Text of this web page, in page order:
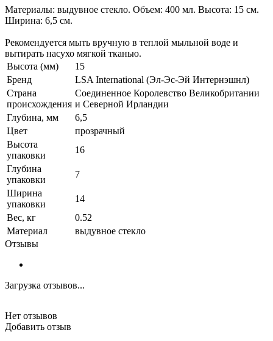
Материалы: выдувное стекло. Объем: 400 мл. Высота: 15 см.
Ширина: 6,5 см.
Рекомендуется мыть вручную в теплой мыльной воде и
вытирать насухо мягкой тканью.
Высота (мм)
15
Бренд
LSA International (Эл-Эс-Эй Интернэшнл)
Страна
происхождения
Соединенное Королевство Великобритании
и Северной Ирландии
Глубина, мм
6,5
Цвет
прозрачный
Высота
упаковки
16
Глубина
упаковки
7
Ширина
упаковки
14
Вес, кг
0.52
Материал
выдувное стекло
Отзывы
Загрузка отзывов...
Нет отзывов
Добавить отзыв